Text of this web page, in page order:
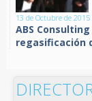
13 de Octubre de 2015
ABS
regasificación